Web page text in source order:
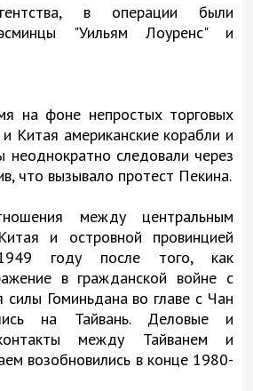
в операции были
"Уильям Лоуренс" и
на фоне непростых торговых
Китая американские корабли и
неоднократно следовали через
что вызывало протест Пекина.
между центральным
и островной провинцией
году после того, как
в гражданской войне с
силы Гоминьдана во главе с Чан
на Тайвань. Деловые и
между Тайванем и
возобновились в конце 1980-